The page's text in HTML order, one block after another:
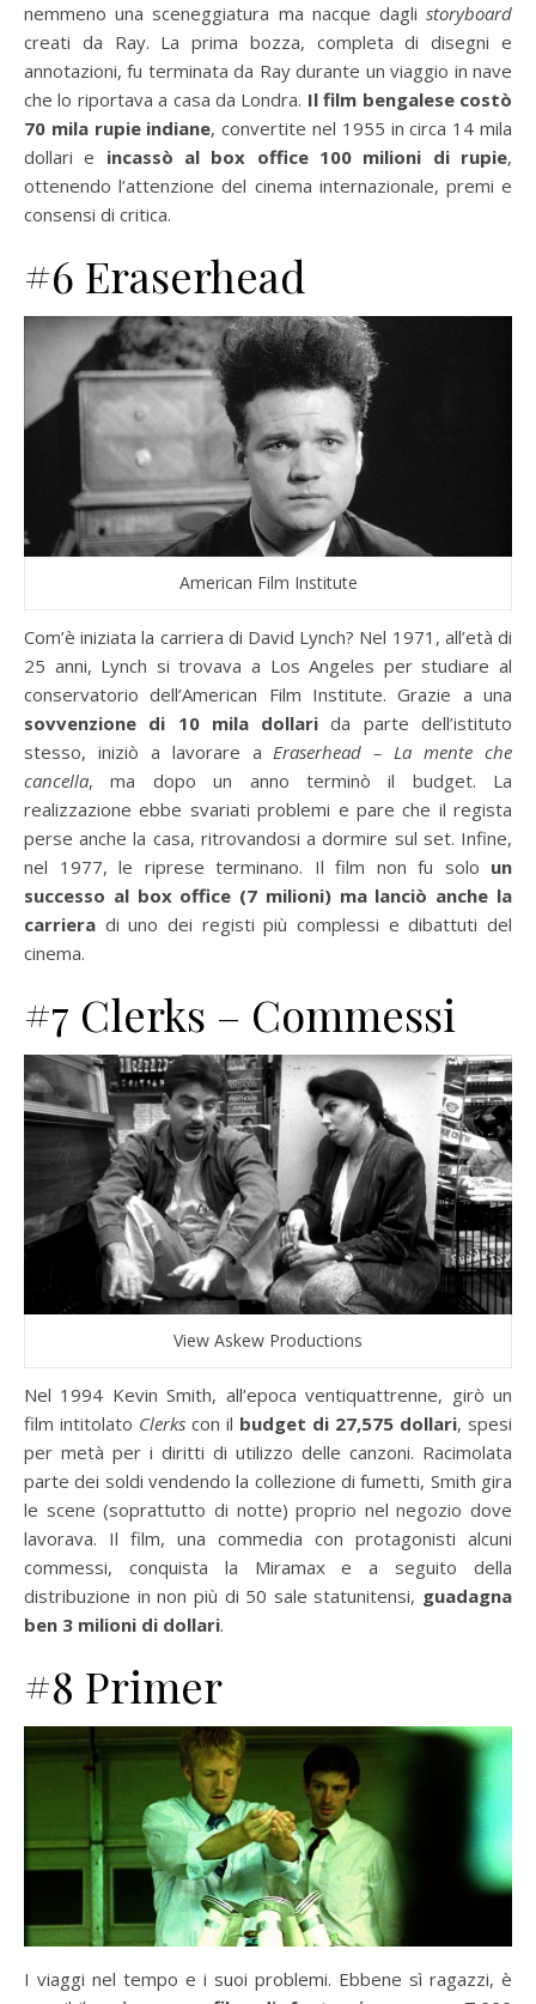
nemmeno una sceneggiatura ma nacque dagli storyboard
creati da Ray. La prima bozza, completa di disegni e
annotazioni, fu terminata da Ray durante un viaggio in nave
che lo riportava a casa da Londra. Il film bengalese costò
70 mila rupie indiane, convertite nel 1955 in circa 14 mila
dollari e incassò al box office 100 milioni di rupie,
ottenendo l’attenzione del cinema internazionale, premi e
consensi di critica.
#6 Eraserhead
American Film Institute
Com’è iniziata la carriera di David Lynch? Nel 1971, all’età di
25 anni, Lynch si trovava a Los Angeles per studiare al
conservatorio dell’American Film Institute. Grazie a una
sovvenzione di 10 mila dollari da parte dell’istituto
stesso, iniziò a lavorare aEraserhead – La mente che
cancella, ma dopo un anno terminò il budget. La
realizzazione ebbe svariati problemi e pare che il regista
perse anche la casa, ritrovandosi a dormire sul set. Infine,
nel 1977, le riprese terminano. Il film non fu solo un
successo al box office (7 milioni) ma lanciò anche la
carriera di uno dei registi più complessi e dibattuti del
cinema.
#7 Clerks – Commessi
View Askew Productions
Nel 1994 Kevin Smith, all’epoca ventiquattrenne, girò un
film intitolato Clerks con il budget di 27,575 dollari, spesi
per metà per i diritti di utilizzo delle canzoni. Racimolata
parte dei soldi vendendo la collezione di fumetti, Smith gira
le scene (soprattutto di notte) proprio nel negozio dove
lavorava. Il film, una commedia con protagonisti alcuni
commessi, conquista la Miramax e a seguito della
distribuzione in non più di 50 sale statunitensi, guadagna
ben 3 milioni di dollari.
#8 Primer
I viaggi nel tempo e i suoi problemi. Ebbene sì ragazzi, è